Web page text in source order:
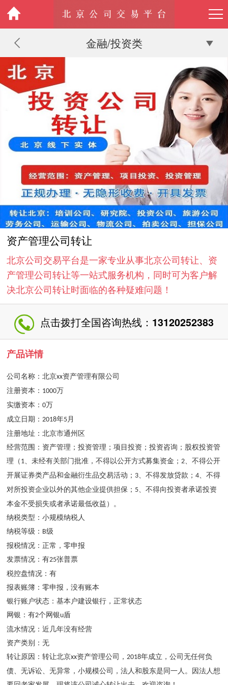
金融/投资类
资产管理公司转让
北京公司交易平台是一家专业从事北京公司转让、资
产管理公司转让等一站式服务机构，同时可为客户解
决北京公司转让时面临的各种疑难问题！
点击拨打全国咨询热线： 13120252383
产品详情
公司名称：北京xx资产管理有限公司
注册资本： 1000万
实缴资本：0万
成立日期：2018年5月
注册地址：北京市通州 区
经营范围： 资产管理；投资管理；项目投资；投资咨询；股权投资管
理（ 1、未经有关部门批准，不得以公开方式募集资金；2、不得公开
开展证券类产品和金融衍生品交易活动； 3、不得发放贷款；4、不得
对所投资企业以外的其他企业提供担保； 5、不得向投资者承诺投资
本金不受损失或者承诺最低收益） 。
纳税类型：小规模纳税人
纳税等级： B级
报税情况：正常，零申报
发票情况：有25张普票
税控盘情况：有
报表账簿：零申报，没有账本
银行账户状态：基本户建设银行，正常状态
网银：有2个网银u盾
流水情况：近几年没有经营
资产类别：无
转让原因：转让北京xx资产管理公司，2018年成立，公司无任何负
债、无诉讼、无异常，小规模公司，法人和股东是同一人。因法人想